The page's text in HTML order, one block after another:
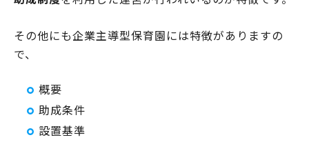
その他にも企業主導型保育園には特徴がありますの
で、
概要
助成条件
設置基準